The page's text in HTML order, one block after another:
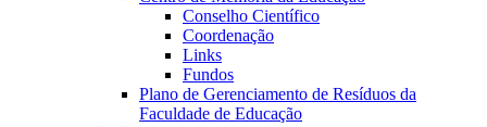
Conselho Científico
Coordenação
Links
Fundos
Plano de Gerenciamento de Resíduos da
Faculdade de Educação